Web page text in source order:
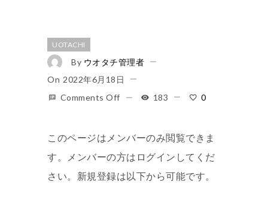
UOTACHI
By ウオタチ管理者
On 2022年6月18日
Comments Off
183 0
このページはメンバーのみ閲覧できま
す。メンバーの方はログインしてくだ
さい。新規登録は以下から可能です。